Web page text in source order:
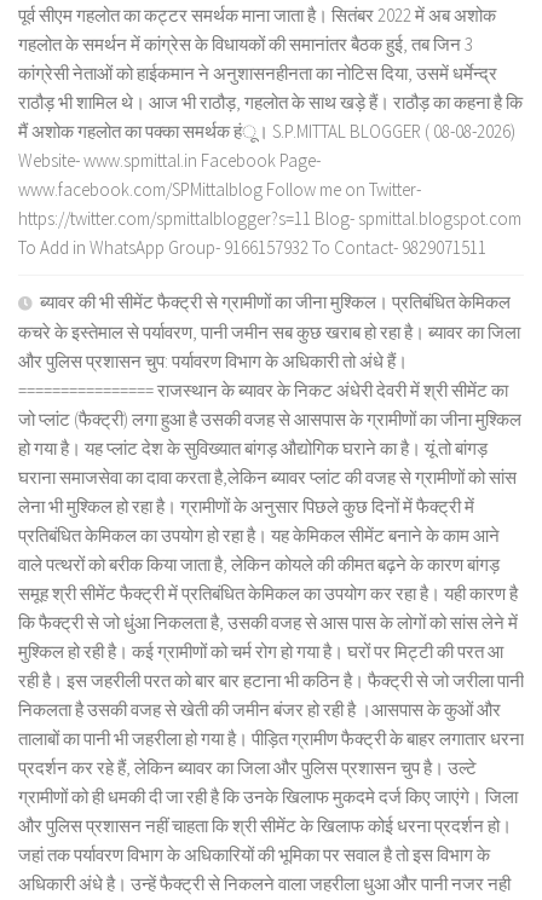
पूर्व सीएम गहलोत का कट्टर समर्थक माना जाता है। सितंबर 2022 में अब अशोक
गहलोत के समर्थन में कांग्रेस के विधायकों की समानांतर बैठक हुई, तब जिन 3
कांग्रेसी नेताओं को हाईकमान ने अनुशासनहीनता का नोटिस दिया, उसमें धर्मेन्द्र
राठौड़ भी शामिल थे। आज भी राठौड़, गहलोत के साथ खड़े हैं। राठौड़ का कहना है कि
मैं अशोक गहलोत का पक्का समर्थक हंू। S.P.MITTAL BLOGGER ( 08-08-2026)
Website- www.spmittal.in Facebook Page-
www.facebook.com/SPMittalblog Follow me on Twitter-
https://twitter.com/spmittalblogger?s=11 Blog- spmittal.blogspot.com
To Add in WhatsApp Group- 9166157932 To Contact- 9829071511
ब्यावर की भी सीमेंट फैक्ट्री से ग्रामीणों का जीना मुश्किल। प्रतिबंधित केमिकल
कचरे के इस्तेमाल से पर्यावरण, पानी जमीन सब कुछ खराब हो रहा है। ब्यावर का जिला
और पुलिस प्रशासन चुप: पर्यावरण विभाग के अधिकारी तो अंधे हैं।
================ राजस्थान के ब्यावर के निकट अंधेरी देवरी में श्री सीमेंट का
जो प्लांट (फैक्ट्री) लगा हुआ है उसकी वजह से आसपास के ग्रामीणों का जीना मुश्किल
हो गया है। यह प्लांट देश के सुविख्यात बांगड़ औद्योगिक घराने का है। यूं तो बांगड़
घराना समाजसेवा का दावा करता है,लेकिन ब्यावर प्लांट की वजह से ग्रामीणों को सांस
लेना भी मुश्किल हो रहा है। ग्रामीणों के अनुसार पिछले कुछ दिनों में फैक्ट्री में
प्रतिबंधित केमिकल का उपयोग हो रहा है। यह केमिकल सीमेंट बनाने के काम आने
वाले पत्थरों को बरीक किया जाता है, लेकिन कोयले की कीमत बढ़ने के कारण बांगड़
समूह श्री सीमेंट फैक्ट्री में प्रतिबंधित केमिकल का उपयोग कर रहा है। यही कारण है
कि फैक्ट्री से जो धुंआ निकलता है, उसकी वजह से आस पास के लोगों को सांस लेने में
मुश्किल हो रही है। कई ग्रामीणों को चर्म रोग हो गया है। घरों पर मिट्टी की परत आ
रही है। इस जहरीली परत को बार बार हटाना भी कठिन है। फैक्ट्री से जो जरीला पानी
निकलता है उसकी वजह से खेती की जमीन बंजर हो रही है ।आसपास के कुओं और
तालाबों का पानी भी जहरीला हो गया है। पीड़ित ग्रामीण फैक्ट्री के बाहर लगातार धरना
प्रदर्शन कर रहे हैं, लेकिन ब्यावर का जिला और पुलिस प्रशासन चुप है। उल्टे
ग्रामीणों को ही धमकी दी जा रही है कि उनके खिलाफ मुकदमे दर्ज किए जाएंगे। जिला
और पुलिस प्रशासन नहीं चाहता कि श्री सीमेंट के खिलाफ कोई धरना प्रदर्शन हो।
जहां तक पर्यावरण विभाग के अधिकारियों की भूमिका पर सवाल है तो इस विभाग के
अधिकारी अंधे है। उन्हें फैक्ट्री से निकलने वाला जहरीला धुआ और पानी नजर नही